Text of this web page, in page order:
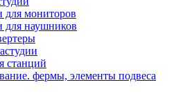
для мониторов
для наушников
станций
фермы, элементы подвеса